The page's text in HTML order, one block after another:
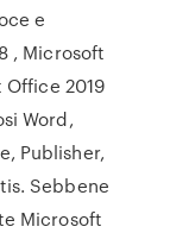
e
, Microsoft
2019
Word,
Publisher,
Sebbene
Microsoft